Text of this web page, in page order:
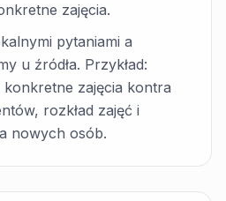
zajęcia.
pytaniami a
u źródła. Przykład:
konkretne zajęcia kontra
rozkład zajęć i
nowych osób.